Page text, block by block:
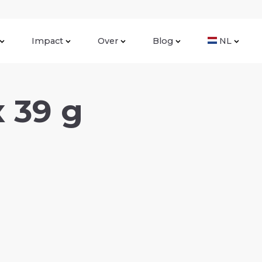
Impact Over Blog NL
39 g